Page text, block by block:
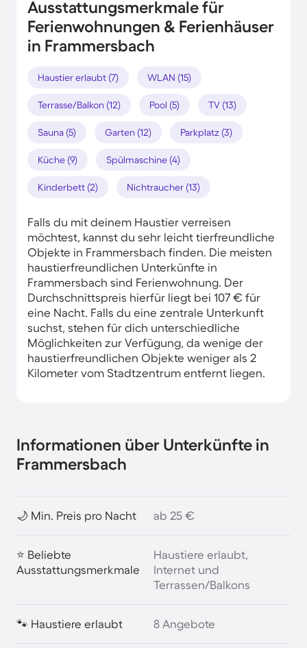
Ausstattungsmerkmale für
Ferienwohnungen & Ferienhäuser
in Frammersbach
Haustier erlaubt (7) WLAN (15)
Terrasse/Balkon (12) Pool (5) TV (13)
Sauna (5) Garten (12) Parkplatz (3)
Küche (9) Spülmaschine (4)
Kinderbett (2) Nichtraucher (13)
Falls du mit deinem Haustier verreisen
möchtest, kannst du sehr leicht tierfreundliche
Objekte in Frammersbach finden. Die meisten
haustierfreundlichen Unterkünfte in
Frammersbach sind Ferienwohnung. Der
Durchschnittspreis hierfür liegt bei 107 € für
eine Nacht. Falls du eine zentrale Unterkunft
suchst, stehen für dich unterschiedliche
Möglichkeiten zur Verfügung, da wenige der
haustierfreundlichen Objekte weniger als 2
Kilometer vom Stadtzentrum entfernt liegen.
Informationen über Unterkünfte in
Frammersbach
🌙 Min. Preis pro Nacht ab 25 €
⭐ Beliebte
Ausstattungsmerkmale
Haustiere erlaubt,
Internet und
Terrassen/Balkons
🐾 Haustiere erlaubt 8 Angebote